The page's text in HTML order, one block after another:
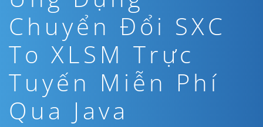
Chuyển Đổi SXC
To XLSM Trực
Tuyến Miễn Phí
Qua Java